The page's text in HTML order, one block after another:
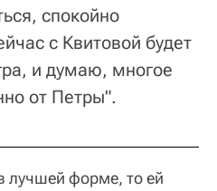
спокойно
с Квитовой будет
и думаю, многое
от Петры".
лучшей форме, то ей